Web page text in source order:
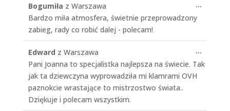
Bogumiła z Warszawa
Bardzo miła atmosfera, świetnie przeprowadzony
zabieg, rady co robić dalej - polecam!
...
Edward z Warszawa
Pani Joanna to specjalistka najlepsza na świecie. Tak
jak ta dziewczyna wyprowadziła mi klamrami OVH
paznokcie wrastające to mistrzostwo świata..
Dziękuje i polecam wszystkim.
...
this